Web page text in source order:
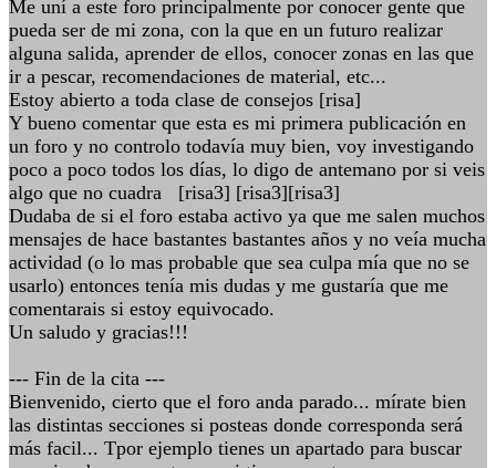
Me uní a este foro principalmente por conocer gente que
pueda ser de mi zona, con la que en un futuro realizar
alguna salida, aprender de ellos, conocer zonas en las que
ir a pescar, recomendaciones de material, etc...
Estoy abierto a toda clase de consejos [risa]
Y bueno comentar que esta es mi primera publicación en
un foro y no controlo todavía muy bien, voy investigando
poco a poco todos los días, lo digo de antemano por si veis
algo que no cuadra [risa3] [risa3][risa3]
Dudaba de si el foro estaba activo ya que me salen muchos
mensajes de hace bastantes bastantes años y no veía mucha
actividad (o lo mas probable que sea culpa mía que no se
usarlo) entonces tenía mis dudas y me gustaría que me
comentarais si estoy equivocado.
Un saludo y gracias!!!
--- Fin de la cita ---
Bienvenido, cierto que el foro anda parado... mírate bien
las distintas secciones si posteas donde corresponda será
más facil... Tpor ejemplo tienes un apartado para buscar